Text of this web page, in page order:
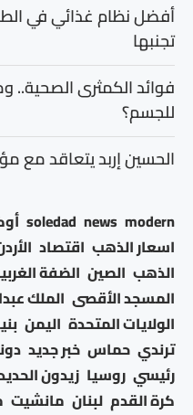
أفضل نظام غذائي في
تجنبها
فوائد الكمثرى الصحية..
للجسم؟
الحسين إربد يتعاقد مع
modern
news
soledad
اسعار الذهب اقتصاد
الذهب الصين الضفة
المسجد الأقصى الملك
الولايات المتحدة اليمن
ترندي حماس خبر جديد
رئيسي روسيا زيدون
كرة القدم لبنان مانشيت